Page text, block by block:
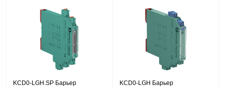
KCD0-LGH.SP Барьер
KCD0-LGH Барьер